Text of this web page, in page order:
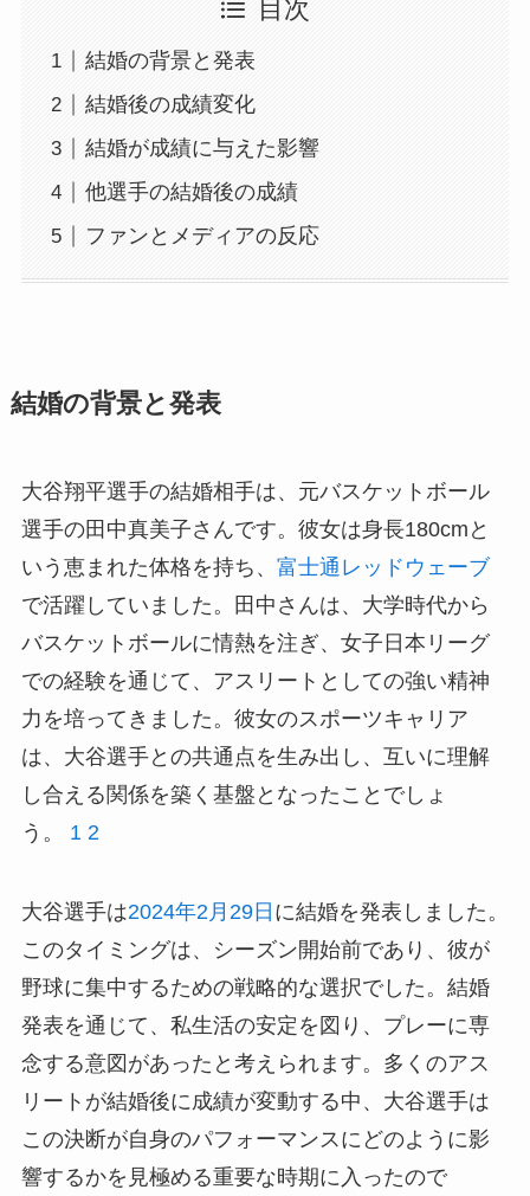
目次
結婚の背景と発表
結婚後の成績変化
結婚が成績に与えた影響
他選手の結婚後の成績
ファンとメディアの反応
結婚の背景と発表
大谷翔平選手の結婚相手は、元バスケットボール
選手の田中真美子さんです。彼女は身長180cmと
いう恵まれた体格を持ち、 富士通レッドウェーブ
で活躍していました。田中さんは、大学時代から
バスケットボールに情熱を注ぎ、女子日本リーグ
での経験を通じて、アスリートとしての強い精神
力を培ってきました。彼女のスポーツキャリア
は、大谷選手との共通点を生み出し、互いに理解
し合える関係を築く基盤となったことでしょ
う。 1 2
大谷選手は2024年2月29日 に結婚を発表しました。
このタイミングは、シーズン開始前であり、彼が
野球に集中するための戦略的な選択でした。結婚
発表を通じて、私生活の安定を図り、プレーに専
念する意図があったと考えられます。多くのアス
リートが結婚後に成績が変動する中、大谷選手は
この決断が自身のパフォーマンスにどのように影
響するかを見極める重要な時期に入ったので